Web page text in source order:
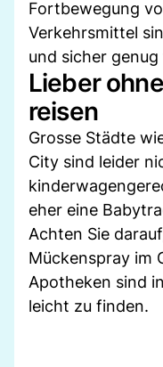
Fortbewegung
Verkehrsmittel
und sicher
Lieber
reisen
Grosse Städte
City sind leider
eher eine
Achten Sie
Mückenspray im
Apotheken sind
leicht zu finden.